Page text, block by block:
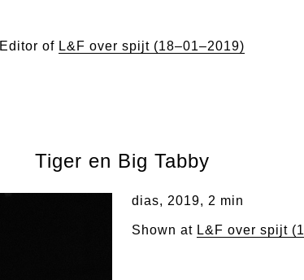
Editor of L&F over spijt (18–01–2019)
Tiger en Big Tabby
dias, 2019, 2 min
Shown at L&F over spijt